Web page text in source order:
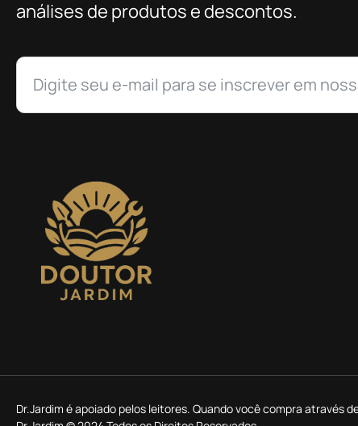
análises de produtos e descontos.
Dr.Jardim é apoiado pelos leitores. Quando você compra através